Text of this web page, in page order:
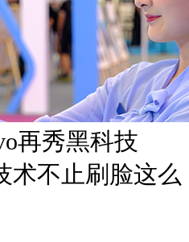
再秀黑科技
术不止刷脸这么